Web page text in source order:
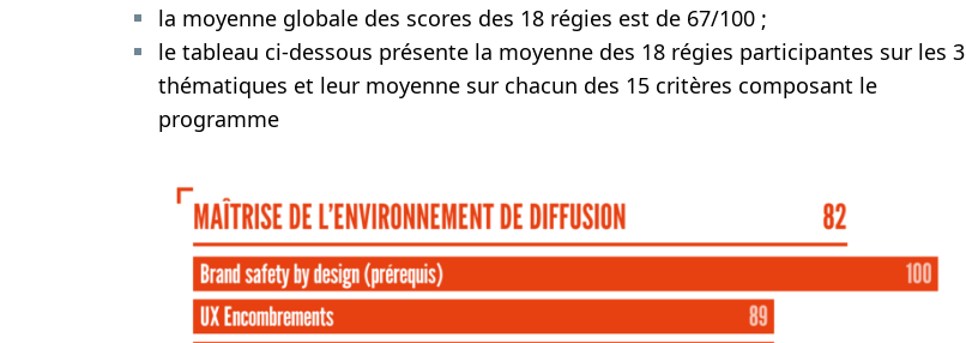
la moyenne globale des scores des 18 régies est de 67/100 ;
le tableau ci-dessous présente la moyenne des 18 régies participantes sur les 3
thématiques et leur moyenne sur chacun des 15 critères composant le
programme